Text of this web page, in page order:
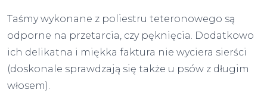
Taśmy wykonane z poliestru teteronowego są
odporne na przetarcia, czy pęknięcia. Dodatkowo
ich delikatna i miękka faktura nie wyciera sierści
(doskonale sprawdzają się także u psów z długim
włosem).